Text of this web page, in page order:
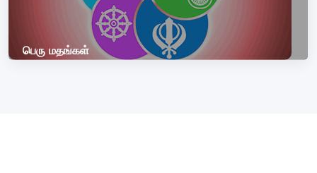
பெரு மதங்கள்